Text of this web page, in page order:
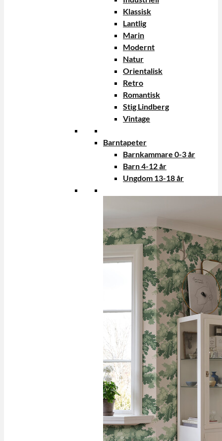
Klassisk
Lantlig
Marin
Modernt
Natur
Orientalisk
Retro
Romantisk
Stig Lindberg
Vintage
Barntapeter
Barnkammare 0-3 år
Barn 4-12 år
Ungdom 13-18 år